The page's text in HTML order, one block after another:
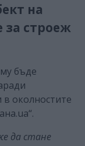
на
за строеж
бъде
в околностите
да стане